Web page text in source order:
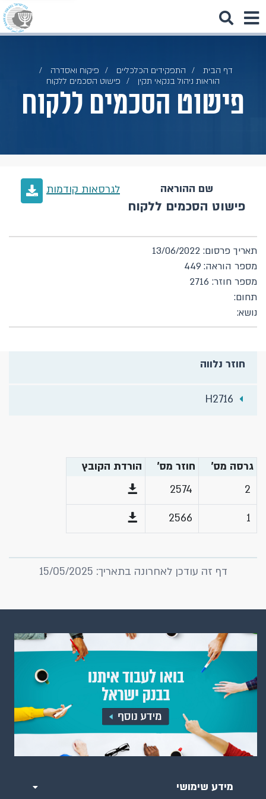
דף הבית התפקידים הכלכליים
פיקוח ואסדרה
הוראות ניהול בנקאי תקין
פישוט הסכמים ללקוח
פישוט הסכמים ללקוח
שם ההוראה
פישוט הסכמים ללקוח
לגרסאות קודמות
תאריך פרסום: 13/06/2022
מספר הוראה: 449
מספר חוזר: 2716
תחום:
נושא:
חוזר נלווה
H2716
גרסה מס' חוזר מס'
הורדת הקובץ
2
2574
1
2566
דף זה עודכן לאחרונה בתאריך: 15/05/2025
מידע שימושי